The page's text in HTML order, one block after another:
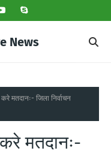
News
मतदानः- जिला निर्वाचन
मतदानः-